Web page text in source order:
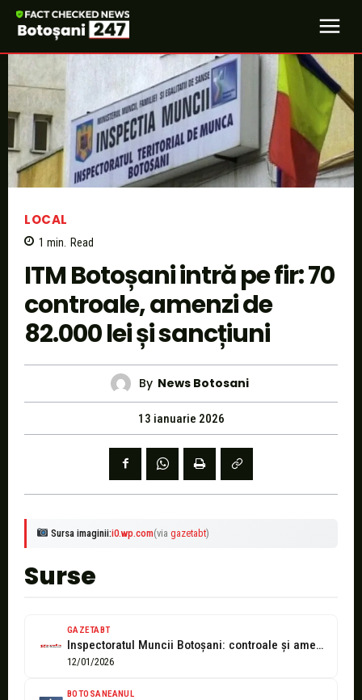
LOCAL
1 min. Read
ITM Botoșani intră pe fir: 70
controale, amenzi de
82.000 lei și sancțiuni
By News Botosani
13 ianuarie 2026
Sursa imaginii:i0.wp.com(via gazetabt)
Surse
GAZETABT
Inspectoratul Muncii Botoșani: controale și amenzi pentru angajatori în luna decembrie
12/01/2026
BOTOSANEANUL